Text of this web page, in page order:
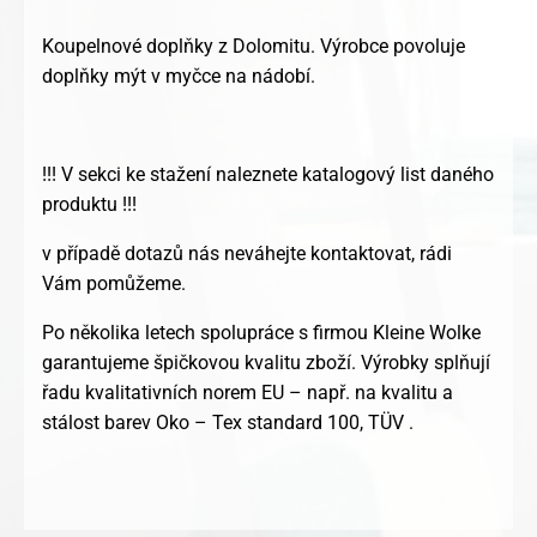
Koupelnové doplňky z Dolomitu. Výrobce povoluje
doplňky mýt v myčce na nádobí.
!!! V sekci ke stažení naleznete katalogový list daného
produktu !!!
v případě dotazů nás neváhejte kontaktovat, rádi
Vám pomůžeme.
Po několika letech spolupráce s firmou Kleine Wolke
garantujeme špičkovou kvalitu zboží. Výrobky splňují
řadu kvalitativních norem EU – např. na kvalitu a
stálost barev Oko – Tex standard 100, TÜV .